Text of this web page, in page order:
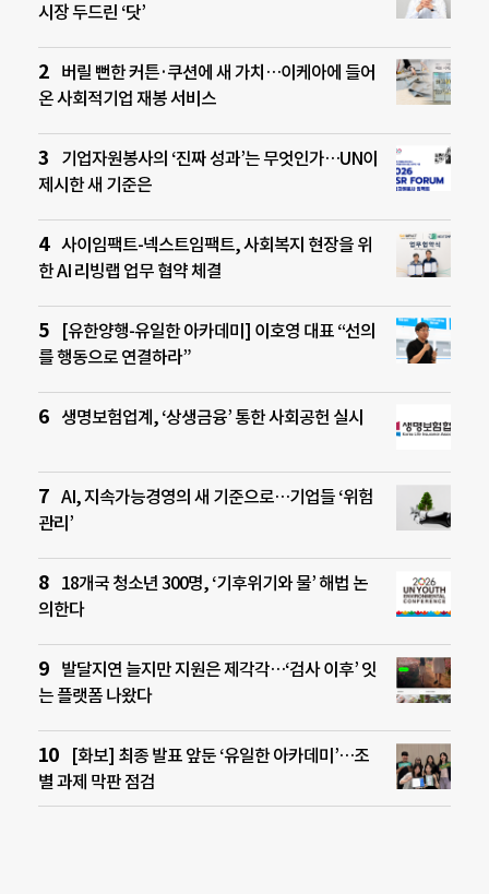
시장 두드린 ‘닷’
버릴 뻔한 커튼·쿠션에 새 가치…이케아에 들어
온 사회적기업 재봉 서비스
기업자원봉사의 ‘진짜 성과’는 무엇인가…UN이
제시한 새 기준은
사이임팩트-넥스트임팩트, 사회복지 현장을 위
한 AI 리빙랩 업무 협약 체결
[유한양행-유일한 아카데미] 이호영 대표 “선의
를 행동으로 연결하라”
생명보험업계, ‘상생금융’ 통한 사회공헌 실시
AI, 지속가능경영의 새 기준으로…기업들 ‘위험
관리’
18개국 청소년 300명, ‘기후위기와 물’ 해법 논
의한다
발달지연 늘지만 지원은 제각각…‘검사 이후’ 잇
는 플랫폼 나왔다
[화보] 최종 발표 앞둔 ‘유일한 아카데미’…조
별 과제 막판 점검